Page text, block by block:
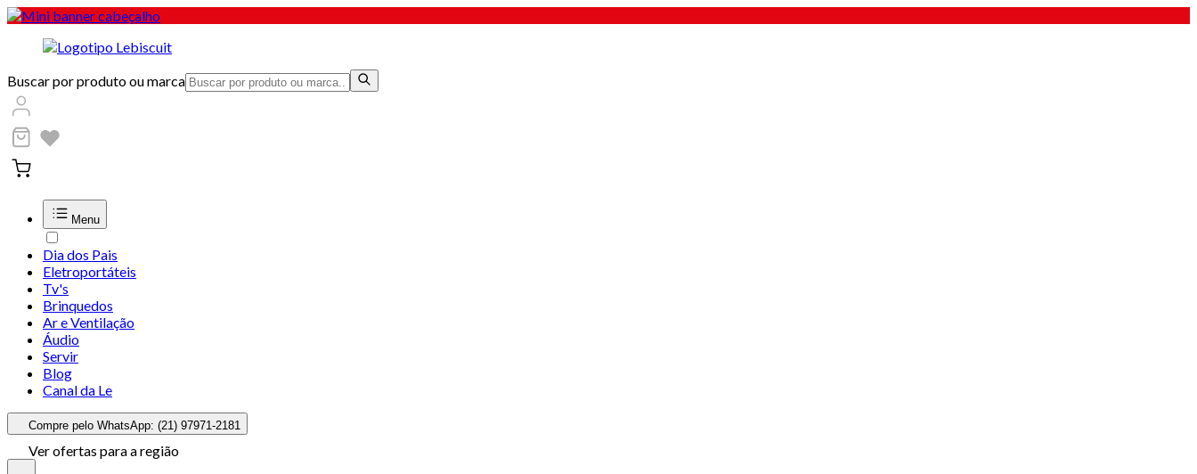
Buscar por produto ou marca
Menu
Dia dos Pais
Eletroportáteis
Tv's
Brinquedos
Ar e Ventilação
Áudio
Servir
Blog
Canal da Le
Compre pelo WhatsApp: (21) 97971-2181
Ver ofertas para a região